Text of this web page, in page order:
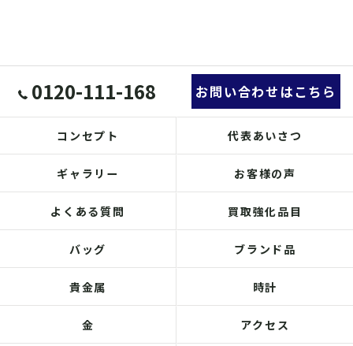
0120-111-168 お問い合わせはこちら
コンセプト 代表あいさつ
ギャラリー お客様の声
よくある質問 買取強化品目
バッグ ブランド品
貴金属 時計
金 アクセス